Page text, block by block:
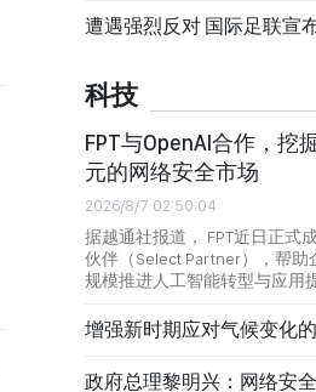
遭遇强烈反对 国际足联宣
科技
FPT与OpenAI合作，挖
元的网络安全市场
2026/8/7 02:50:04
据越通社报道， FPT近日正式
伙伴（Select Partner），帮助
规模推进人工智能转型与应用
增强新时期应对气候变化
政府总理黎明兴：网络安